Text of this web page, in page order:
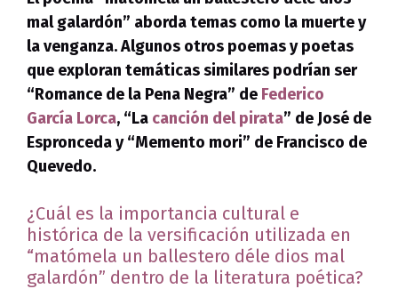
mal galardón” aborda temas como la muerte y
la venganza. Algunos otros poemas y poetas
que exploran temáticas similares podrían ser
“Romance de la Pena Negra” de Federico
García Lorca, “La canción del pirata” de José de
Espronceda y “Memento mori” de Francisco de
Quevedo.
¿Cuál es la importancia cultural e
histórica de la versificación utilizada en
“matómela un ballestero déle dios mal
galardón” dentro de la literatura poética?